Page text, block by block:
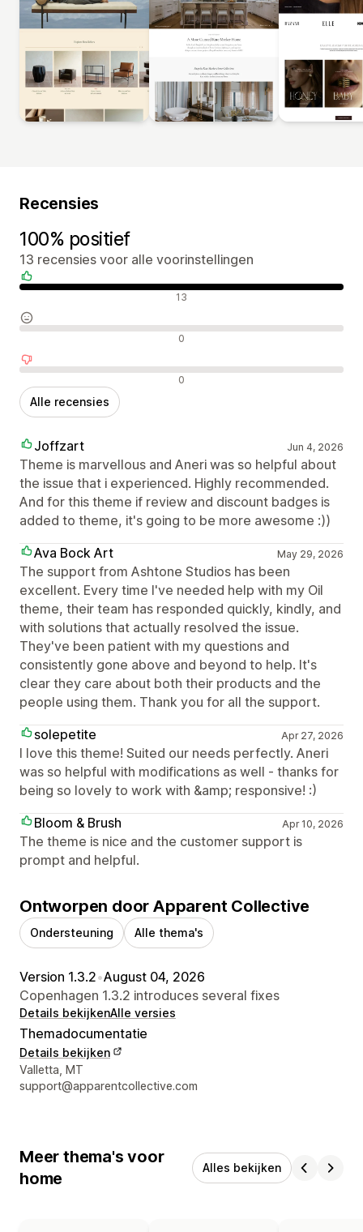
Recensies
100% positief
13 recensies voor alle voorinstellingen
Positieve recensies 13
Neutrale recensies 0
Negatieve recensies 0
Alle recensies
Joffzart Jun 4, 2026
Theme is marvellous and Aneri was so helpful about
the issue that i experienced. Highly recommended.
And for this theme if review and discount badges is
added to theme, it's going to be more awesome :))
Ava Bock Art
May 29, 2026
The support from Ashtone Studios has been
excellent. Every time I've needed help with my Oil
theme, their team has responded quickly, kindly, and
with solutions that actually resolved the issue.
They've been patient with my questions and
consistently gone above and beyond to help. It's
clear they care about both their products and the
people using them. Thank you for all the support.
solepetite
Apr 27, 2026
I love this theme! Suited our needs perfectly. Aneri
was so helpful with modifications as well - thanks for
being so lovely to work with &amp; responsive! :)
Bloom & Brush
Apr 10, 2026
The theme is nice and the customer support is
prompt and helpful.
Ontworpen door Apparent Collective
Ondersteuning Alle thema's
Version 1.3.2•August 04, 2026
Copenhagen 1.3.2 introduces several fixes
Details bekijkenAlle versies
Themadocumentatie
Details bekijken
Contactgegevens ontwerper
Valletta, MT
support@apparentcollective.com
Meer thema's voor
home
Alles bekijken